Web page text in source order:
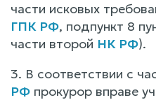
части исковых
ГПК РФ, подпункт 8
части второй НК РФ).
3. В соответствии с
РФ прокурор вправе